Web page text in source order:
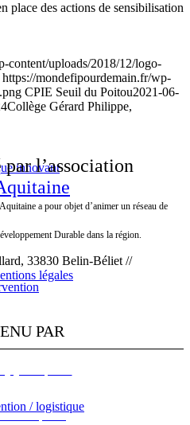
innovant
/ logistique
place des actions de sensibilisation
content/uploads/2018/12/logo-
https://mondefipourdemain.fr/wp-
CPIE Seuil du Poitou2021-06-
Collège Gérard Philippe,
l’association
a pour objet d’animer un réseau de
Durable dans la région.
33830 Belin-Béliet //
légales
PAR
Aquitaine